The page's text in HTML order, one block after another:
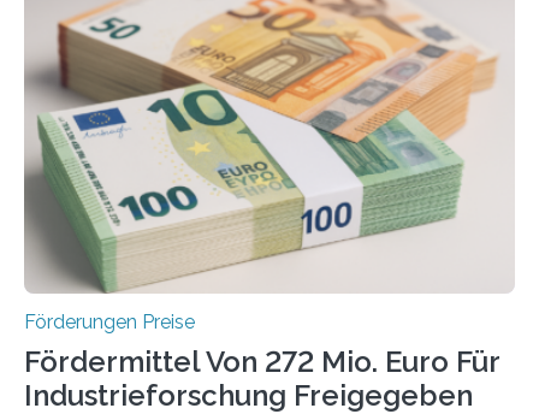
Förderungen Preise
Fördermittel Von 272 Mio. Euro Für
Industrieforschung Freigegeben